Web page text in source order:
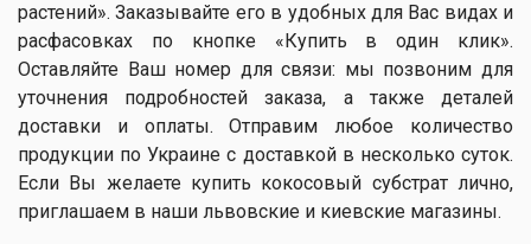
растений». Заказывайте его в удобных для Вас видах и
расфасовках по кнопке «Купить в один клик».
Оставляйте Ваш номер для связи: мы позвоним для
уточнения подробностей заказа, а также деталей
доставки и оплаты. Отправим любое количество
продукции по Украине с доставкой в несколько суток.
Если Вы желаете купить кокосовый субстрат лично,
приглашаем в наши львовские и киевские магазины.